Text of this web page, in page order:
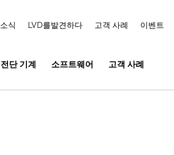
소식 LVD를발견하다 고객 사례 이벤트
전단 기계 소프트웨어 고객 사례
하이라이트 기술 정보 선택 사항